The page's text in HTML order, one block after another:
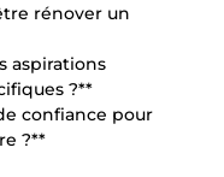
rénover un
aspirations
?**
confiance pour
?**